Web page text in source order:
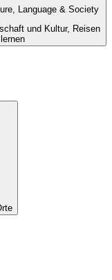
Language & Society
und Kultur, Reisen